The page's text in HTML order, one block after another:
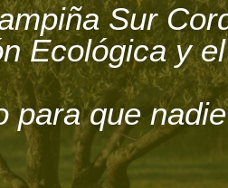
Sur
Ecológica y
que